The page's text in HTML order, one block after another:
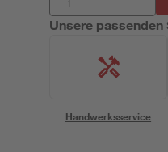
Unsere passenden
Handwerksservice